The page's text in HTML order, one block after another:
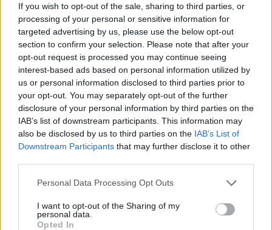
If you wish to opt-out of the sale, sharing to third parties, or
processing of your personal or sensitive information for
targeted advertising by us, please use the below opt-out
section to confirm your selection. Please note that after your
opt-out request is processed you may continue seeing
interest-based ads based on personal information utilized by
us or personal information disclosed to third parties prior to
your opt-out. You may separately opt-out of the further
disclosure of your personal information by third parties on the
IAB’s list of downstream participants. This information may
also be disclosed by us to third parties on the IAB’s List of
Downstream Participants that may further disclose it to other
Personal Data Processing Opt Outs
I want to opt-out of the Sharing of my
personal data.
Opted In
Minka 11. rész
T. szereti a fiatal lányokat 14. rész
Pedig szóltam… – Miért nem hiszünk a
A legidegesítőbb kifejezések laza
gyűjteménye